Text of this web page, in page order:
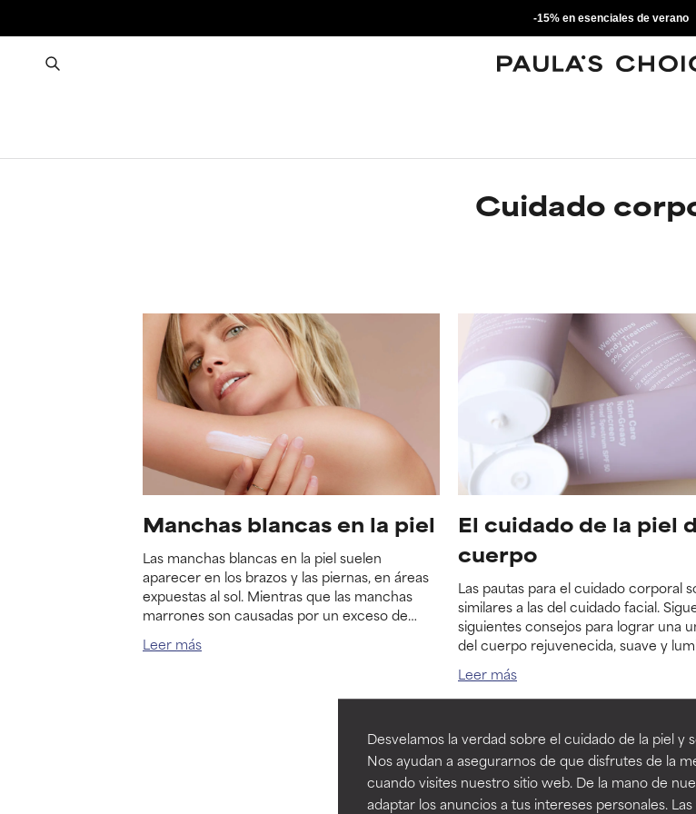
Desvelamos la verdad sobre el cuidado de la piel y
Nos ayudan a asegurarnos de que disfrutes de la
cuando visites nuestro sitio web. De la mano de
adaptar los anuncios a tus intereses personales.
-15% en esenciales de verano
Cuidado
Manchas blancas en la piel
Las manchas blancas en la piel suelen
aparecer en los brazos y las piernas, en áreas
expuestas al sol. Mientras que las manchas
marrones son causadas por un exceso de
pigmento, las manchas blancas se forman
cuando el pigmento es destruido por años de
Leer más
El cuidado de la piel
cuerpo
Las pautas para el cuidado corporal
similares a las del cuidado facial.
siguientes consejos para lograr una
del cuerpo rejuvenecida, suave y
Leer más